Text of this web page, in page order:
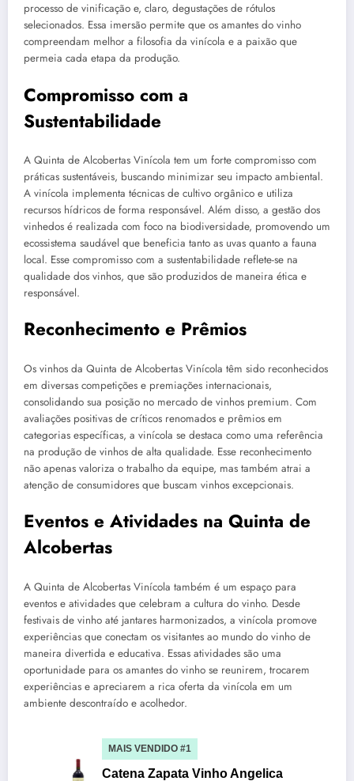
processo de vinificação e, claro, degustações de rótulos
selecionados. Essa imersão permite que os amantes do vinho
compreendam melhor a filosofia da vinícola e a paixão que
permeia cada etapa da produção.
Compromisso com a
Sustentabilidade
A Quinta de Alcobertas Vinícola tem um forte compromisso com
práticas sustentáveis, buscando minimizar seu impacto ambiental.
A vinícola implementa técnicas de cultivo orgânico e utiliza
recursos hídricos de forma responsável. Além disso, a gestão dos
vinhedos é realizada com foco na biodiversidade, promovendo um
ecossistema saudável que beneficia tanto as uvas quanto a fauna
local. Esse compromisso com a sustentabilidade reflete-se na
qualidade dos vinhos, que são produzidos de maneira ética e
responsável.
Reconhecimento e Prêmios
Os vinhos da Quinta de Alcobertas Vinícola têm sido reconhecidos
em diversas competições e premiações internacionais,
consolidando sua posição no mercado de vinhos premium. Com
avaliações positivas de críticos renomados e prêmios em
categorias específicas, a vinícola se destaca como uma referência
na produção de vinhos de alta qualidade. Esse reconhecimento
não apenas valoriza o trabalho da equipe, mas também atrai a
atenção de consumidores que buscam vinhos excepcionais.
Eventos e Atividades na Quinta de
Alcobertas
A Quinta de Alcobertas Vinícola também é um espaço para
eventos e atividades que celebram a cultura do vinho. Desde
festivais de vinho até jantares harmonizados, a vinícola promove
experiências que conectam os visitantes ao mundo do vinho de
maneira divertida e educativa. Essas atividades são uma
oportunidade para os amantes do vinho se reunirem, trocarem
experiências e apreciarem a rica oferta da vinícola em um
ambiente descontraído e acolhedor.
MAIS VENDIDO #1
Catena Zapata Vinho Angelica